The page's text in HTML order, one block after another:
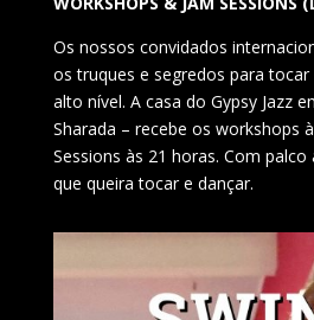
Os nossos convidados
os truques e segredos para tocar
alto nível. A casa do Gypsy Jazz
Sharada – recebe os workshops
Sessions às 21 horas. Com
que queira tocar e dançar.